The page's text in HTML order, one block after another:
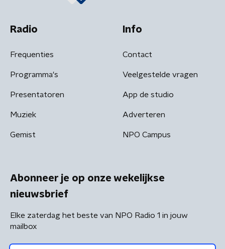
Radio
Frequenties
Programma's
Presentatoren
Muziek
Gemist
Info
Contact
Veelgestelde vragen
App de studio
Adverteren
NPO Campus
Abonneer je op onze wekelijkse
nieuwsbrief
Elke zaterdag het beste van NPO Radio 1 in jouw
mailbox